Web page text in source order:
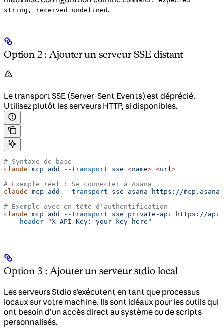
string, received undefined .
Option 2 : Ajouter un serveur SSE distant
Le transport SSE (Server-Sent Events) est déprécié.
Utilisez plutôt les serveurs HTTP, si disponibles.
# Syntaxe de base
claude mcp add --transport sse <name> <url >
# Exemple réel : Se connecter à Asana
claude mcp add --transport sse asana https://
# Exemple avec en-tête d'authentification
claude mcp add --transport sse private-api
https://
  --header
"X-API-Key: your-key-here"
Option 3 : Ajouter un serveur stdio local
Les serveurs Stdio s’exécutent en tant que processus
locaux sur votre machine. Ils sont idéaux pour les outils qui
ont besoin d’un accès direct au système ou de scripts
personnalisés.